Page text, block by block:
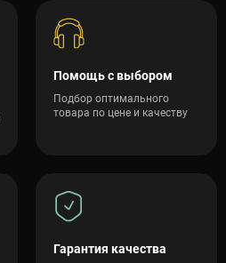
Помощь с выбором
Подбор оптимального
товара по цене и качеству
Гарантия качества